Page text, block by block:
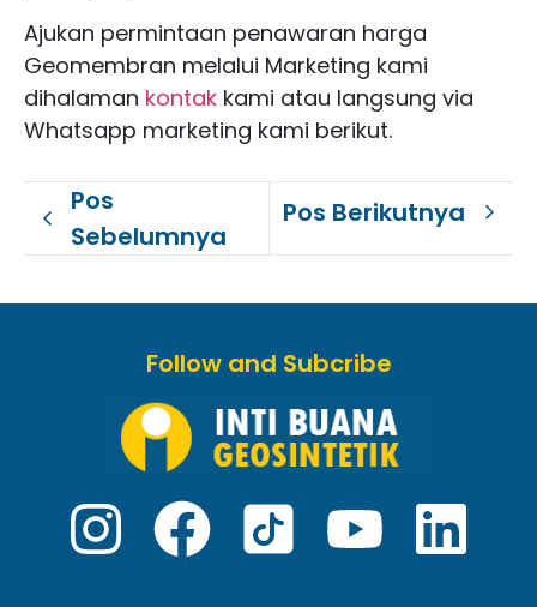
Ajukan permintaan penawaran harga
Geomembran melalui Marketing kami
dihalaman kontak kami atau langsung via
Whatsapp marketing kami berikut.
Pos
Sebelumnya
Pos Berikutnya
Follow and Subcribe